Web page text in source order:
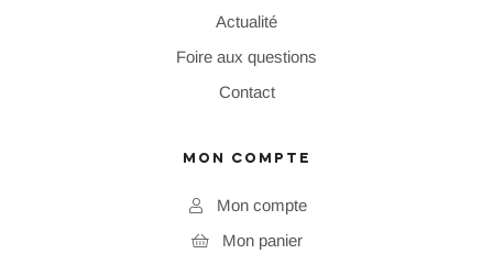
Actualité
Foire aux questions
Contact
MON COMPTE
Mon compte
Mon panier